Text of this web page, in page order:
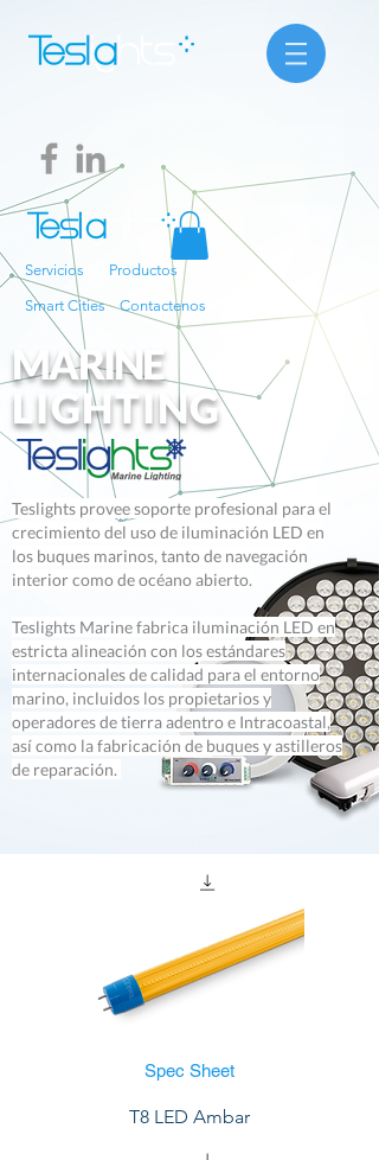
Servicios
Productos
Smart Cities
Contactenos
MARINE
LIGHTING
Teslights provee soporte profesional para el
crecimiento del uso de iluminación LED en
los buques marinos, tanto de navegación
interior como de océano abierto.
Teslights Marine fabrica iluminación LED en
estricta alineación con los estándares
internacionales de calidad para el entorno
marino, incluidos los propietarios y
operadores de tierra adentro e Intracoastal,
así como la fabricación de buques y astilleros
de reparación.
T8 LED Ambar
Spec Sheet